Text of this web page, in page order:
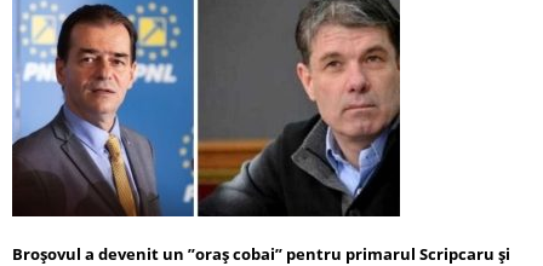
Broșovul a devenit un ”oraș cobai” pentru primarul Scripcaru și